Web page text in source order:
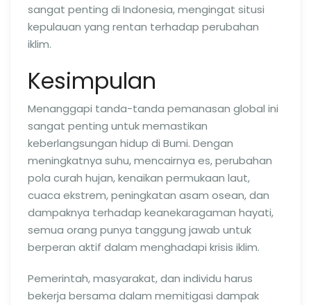
sangat penting di Indonesia, mengingat situsi
kepulauan yang rentan terhadap perubahan
iklim.
Kesimpulan
Menanggapi tanda-tanda pemanasan global ini
sangat penting untuk memastikan
keberlangsungan hidup di Bumi. Dengan
meningkatnya suhu, mencairnya es, perubahan
pola curah hujan, kenaikan permukaan laut,
cuaca ekstrem, peningkatan asam osean, dan
dampaknya terhadap keanekaragaman hayati,
semua orang punya tanggung jawab untuk
berperan aktif dalam menghadapi krisis iklim.
Pemerintah, masyarakat, dan individu harus
bekerja bersama dalam memitigasi dampak